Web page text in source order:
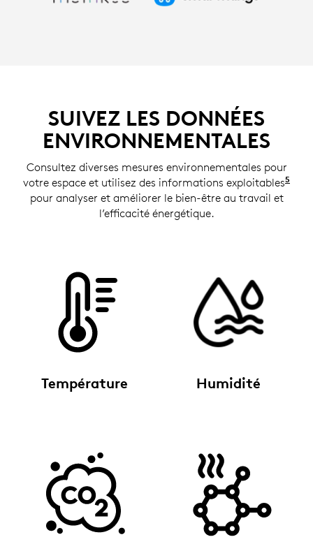
SUIVEZ LES DONNÉES
ENVIRONNEMENTALES
Consultez diverses mesures environnementales pour
votre espace et utilisez des informations exploitables5
pour analyser et améliorer le bien-être au travail et
l’efficacité énergétique.
Température Humidité